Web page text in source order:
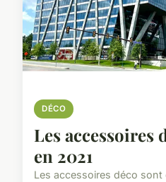
DÉCO
Les accessoires
en 2021
Les accessoires déco